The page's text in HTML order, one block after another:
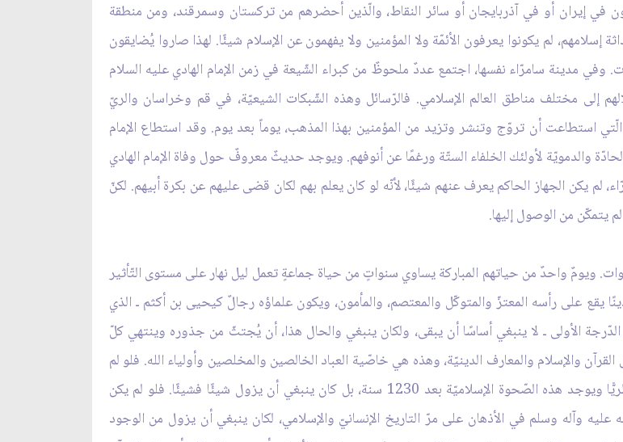
في إيران أو في آذربايجان أو سائر النقاط، والّذين أحضرهم من تركستان وسمرقند، ومن منطقة
إسلامهم، لم يكونوا يعرفون الأئمّة ولا المؤمنين ولا يفهمون عن الإسلام شيئًا. لهذا صاروا يُضايقون
وفي مدينة سامرّاء نفسها، اجتمع عددٌ ملحوظٌ من كبراء الشّيعة في زمن الإمام الهادي عليه السلام
إلى مختلف مناطق العالم الإسلامي. فالرّسائل وهذه الشّبكات الشيعيّة، في قم وخراسان والريّ
استطاعت أن تروّج وتنشر وتزيد من المؤمنين بهذا المذهب، يوماً بعد يوم. وقد استطاع الإمام
والدمويّة لأولئك الخلفاء الستّة ورغمًا عن أنوفهم. ويوجد حديثٌ معروفٌ حول وفاة الإمام الهادي
لم يكن الجهاز الحاكم يعرف عنهم شيئًا، لأنّه لو كان يعلم بهم لكان قضى عليهم عن بكرة أبيهم. لكنّ
يتمكّن من الوصول إليها.
ويومٌ واحدٌ من حياتهم المباركة يساوي سنواتٍ من حياة جماعةٍ تعمل ليل نهار على مستوى التّأثير
يقع على رأسه المعتزّ والمتوكّل والمعتصم، والمأمون، ويكون علماؤه رجالٌ كيحيى بن أكثم ـ الذي
الأولى ـ لا ينبغي أساسًا أن يبقى، ولكان ينبغي والحال هذا، أن يُجتثّ من جذوره وينتهي كلّ
والإسلام والمعارف الدينيّة، وهذه هي خاصّية العباد الخالصين والمخلصين وأولياء الله. فلو لم
يكن للإسلام أمثال هؤلاء من أولي العزم، لما استطاع أن يعود غضًّا طريًّا ويوجد هذه الصّحوة الإسلاميّة بعد 1230 سنة، بل كان ينبغي أن يزول شيئًا فشيئًا. فلو لم يكن
عليه وآله وسلم في الأذهان على مرّ التاريخ الإنسانيّ والإسلامي، لكان ينبغي أن يزول من الوجود